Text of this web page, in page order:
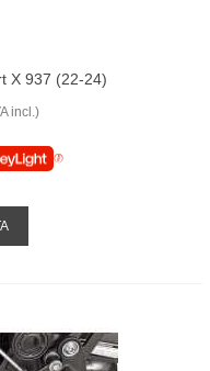
X 937 (22-24)
incl.)